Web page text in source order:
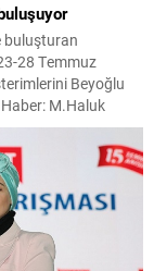
buluşturan
28 Temmuz
Beyoğlu
M.Haluk
Çarşamba,
ikramın ardından,
ulusal...